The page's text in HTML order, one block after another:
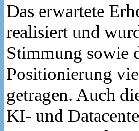
Das erwartete
realisiert und
Stimmung sowie
Positionierung
getragen. Auch
KI- und